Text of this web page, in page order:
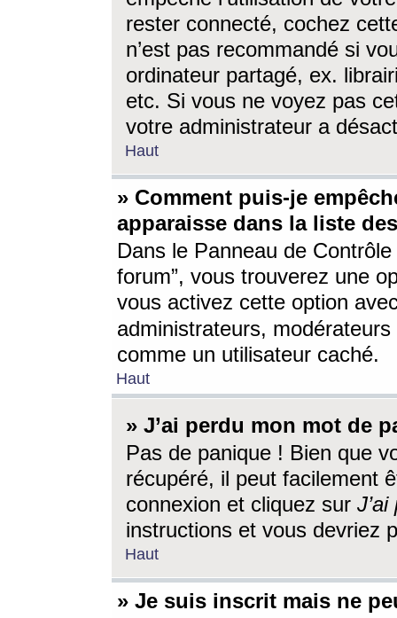
rester connecté, cochez
n’est pas recommandé si
ordinateur partagé, ex.
etc. Si vous ne voyez pas
votre administrateur a
Haut
» Comment puis-je
apparaisse dans la liste
Dans le Panneau de
forum”, vous trouverez une
vous activez cette option
administrateurs,
comme un utilisateur caché.
Haut
» J’ai perdu mon mot de
Pas de panique ! Bien que
récupéré, il peut facilement
connexion et cliquez sur
instructions et vous devriez
Haut
» Je suis inscrit mais ne